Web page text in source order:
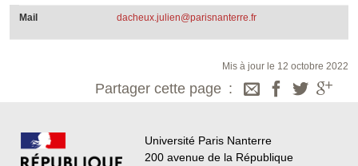
Mail dacheux.julien@parisnanterre.fr
Mis à jour le 12 octobre 2022
Partager cette page
Université Paris Nanterre
200 avenue de la République